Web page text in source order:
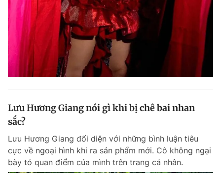
Đọc Thanh Niên trên điện thoại
Hotline
Đặt báo Quảng cáo RSS Tòa soạn Chính sách bảo
Lưu Hương Giang nói gì khi bị chê bai nhan
sắc?
Lưu Hương Giang đối diện với những bình luận tiêu
cực về ngoại hình khi ra sản phẩm mới. Cô không ngại
bày tỏ quan điểm của mình trên trang cá nhân.